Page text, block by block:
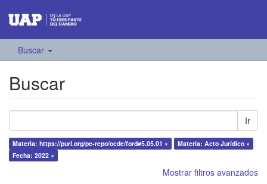
Buscar
Buscar
Ir
Materia: https://purl.org/pe-repo/ocde/ford#5.05.01 ×
Materia: Acto Jurídico ×
Fecha: 2022 ×
Mostrar filtros avanzados